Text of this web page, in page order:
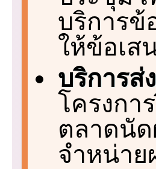
บริการข้
ให้ข้อเส
บริการส่
โครงกา
ตลาดนั
จำหน่า